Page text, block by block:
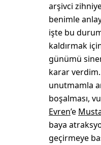
arşivci
benimle
işte bu
kaldırmak
günümü
karar
unutmamla
boşalması,
Evren’e
baya
geçirmeye